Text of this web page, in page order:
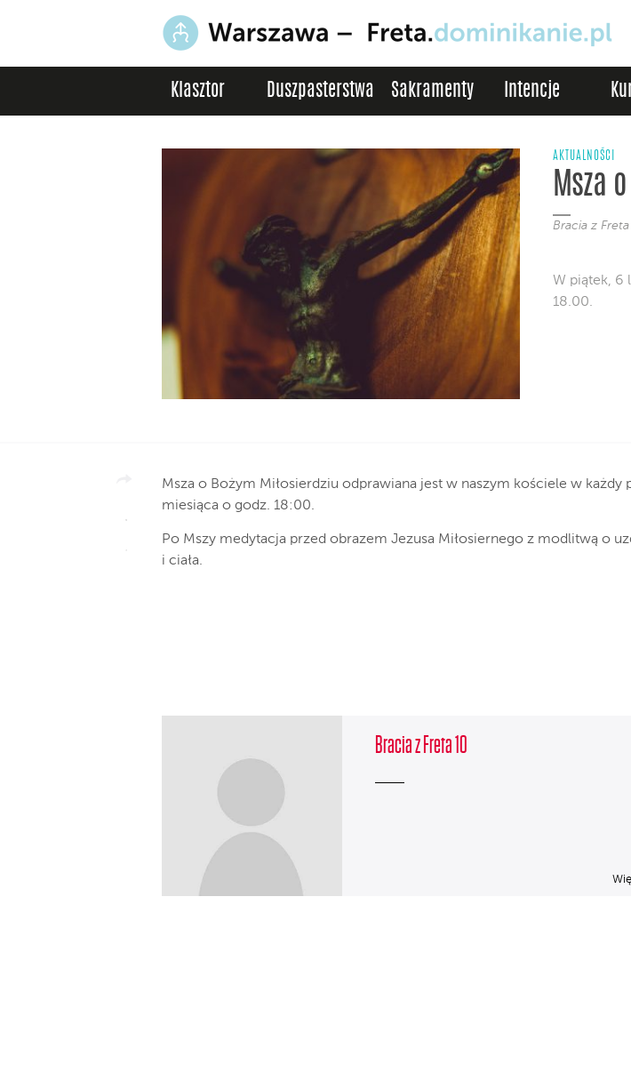
Klasztor Duszpasterstwa Sakramenty Intencje
AKTUALNOŚCI
Msza
Bracia z
W piątek, 6
18.00.
Msza o Bożym Miłosierdziu odprawiana jest w naszym kościele w każdy
miesiąca o godz. 18:00.
Po Mszy medytacja przed obrazem Jezusa Miłosiernego z modlitwą o
i ciała.
Bracia z Freta 10